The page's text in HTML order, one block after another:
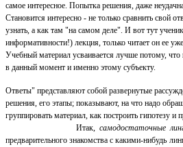
самое интересное. Попытка решения, даже
Становится интересно - не только сравнить свой
узнать, а как там "на самом деле". И вот тут
информативности!) лекция, только читает он ее
Учебный материал усваивается лучше потому,
в данный момент и именно этому субъекту.
Ответы" представляют собой развернутые
решения, его этапы; показывают, на что надо
группировать материал, как построить гипотезу и
Итак, самодостаточные
предварительного знакомства с какими-нибудь